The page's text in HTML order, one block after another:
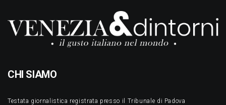
CHI SIAMO
Testata giornalistica registrata presso il Tribunale di Padova